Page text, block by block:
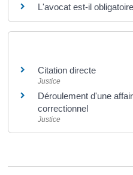
L'avocat est-il
Citation directe
Justice
Déroulement d'une
correctionnel
Justice